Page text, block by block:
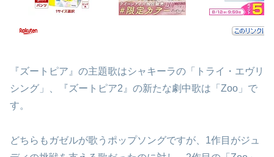
『ズートピア』の主題歌はシャキーラの「トライ・エヴリ
シング」、『ズートピア2』の新たな劇中歌は「Zoo」で
す。
どちらもガゼルが歌うポップソングですが、1作目がジュ